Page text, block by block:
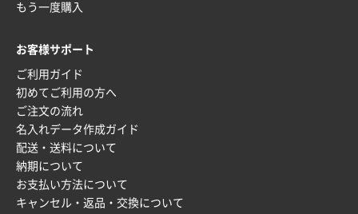
もう一度購入
お客様サポート
ご利用ガイド
初めてご利用の方へ
ご注文の流れ
名入れデータ作成ガイド
配送・送料について
納期について
お支払い方法について
キャンセル・返品・交換について